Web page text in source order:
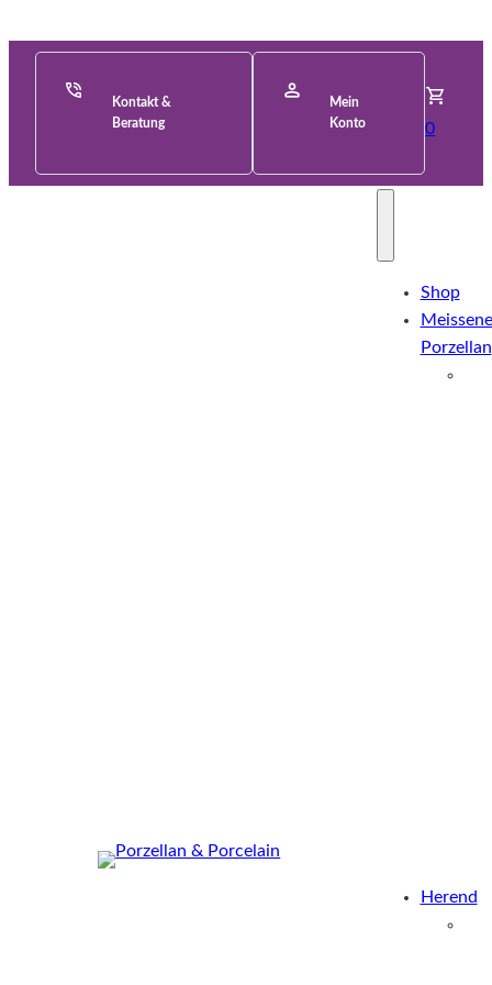
Kontakt &
Beratung
Mein
Konto
0
Shop
Porzellan
Herend